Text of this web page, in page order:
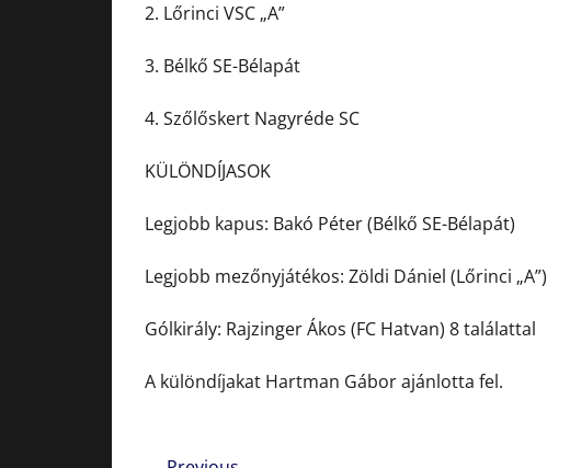
2. Lőrinci VSC „A”
3. Bélkő SE-Bélapát
4. Szőlőskert Nagyréde SC
KÜLÖNDÍJASOK
Legjobb kapus: Bakó Péter (Bélkő SE-Bélapát)
Legjobb mezőnyjátékos: Zöldi Dániel (Lőrinci „A”)
Gólkirály: Rajzinger Ákos (FC Hatvan) 8 találattal
A különdíjakat Hartman Gábor ajánlotta fel.